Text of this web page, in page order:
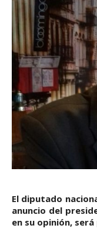
El diputado
anuncio del
en su opinión,